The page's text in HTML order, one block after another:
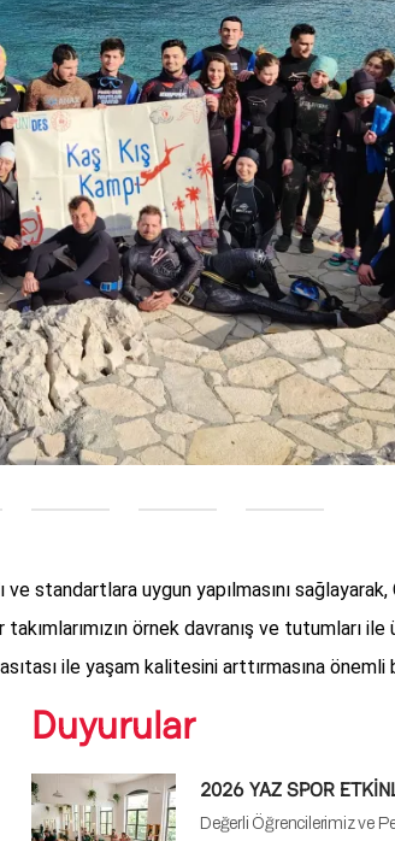
2026 YAZ SPOR
Değerli Öğrencilerimiz ve
Programımız Başlıyor!
dolu programımızla hem
21/07/2026
15 TEMMUZ SPOR
Değerli mensuplarımız 15
spor tesislerinin kullanıma
verilmiştir. Dear members,
08/07/2026
YAZ DÖNEMİ SPOR
Üniversitemiz spor tesisleri
SİS-PILATES-YOGA
DÖNEMİ
seansa devam…
08/06/2026